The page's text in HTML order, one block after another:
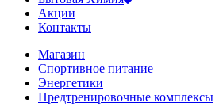
Акции
Контакты
Магазин
Спортивное питание
Энергетики
Предтренировочные комплексы